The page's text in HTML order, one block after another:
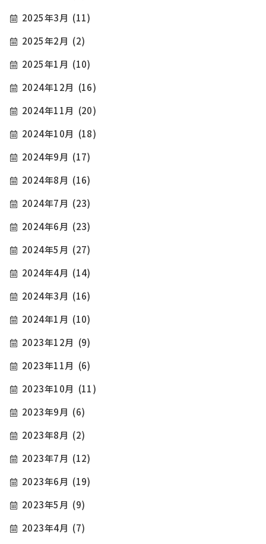
2025年3月 (11)
2025年2月 (2)
2025年1月 (10)
2024年12月 (16)
2024年11月 (20)
2024年10月 (18)
2024年9月 (17)
2024年8月 (16)
2024年7月 (23)
2024年6月 (23)
2024年5月 (27)
2024年4月 (14)
2024年3月 (16)
2024年1月 (10)
2023年12月 (9)
2023年11月 (6)
2023年10月 (11)
2023年9月 (6)
2023年8月 (2)
2023年7月 (12)
2023年6月 (19)
2023年5月 (9)
2023年4月 (7)